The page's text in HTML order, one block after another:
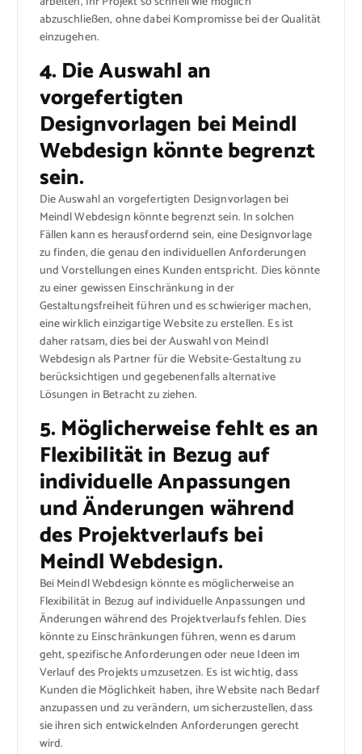
abzuschließen, ohne dabei Kompromisse bei der Qualität
einzugehen.
4. Die Auswahl an
vorgefertigten
Designvorlagen bei Meindl
Webdesign könnte begrenzt
sein.
Die Auswahl an vorgefertigten Designvorlagen bei
Meindl Webdesign könnte begrenzt sein. In solchen
Fällen kann es herausfordernd sein, eine Designvorlage
zu finden, die genau den individuellen Anforderungen
und Vorstellungen eines Kunden entspricht. Dies könnte
zu einer gewissen Einschränkung in der
Gestaltungsfreiheit führen und es schwieriger machen,
eine wirklich einzigartige Website zu erstellen. Es ist
daher ratsam, dies bei der Auswahl von Meindl
Webdesign als Partner für die Website-Gestaltung zu
berücksichtigen und gegebenenfalls alternative
Lösungen in Betracht zu ziehen.
5. Möglicherweise fehlt es an
Flexibilität in Bezug auf
individuelle Anpassungen
und Änderungen während
des Projektverlaufs bei
Meindl Webdesign.
Bei Meindl Webdesign könnte es möglicherweise an
Flexibilität in Bezug auf individuelle Anpassungen und
Änderungen während des Projektverlaufs fehlen. Dies
könnte zu Einschränkungen führen, wenn es darum
geht, spezifische Anforderungen oder neue Ideen im
Verlauf des Projekts umzusetzen. Es ist wichtig, dass
Kunden die Möglichkeit haben, ihre Website nach Bedarf
anzupassen und zu verändern, um sicherzustellen, dass
sie ihren sich entwickelnden Anforderungen gerecht
wird.